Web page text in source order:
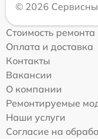
© 2026
Стоимость ремонта
Оплата и доставка
Контакты
Вакансии
О компании
Ремонтируемые
Наши услуги
Согласие на